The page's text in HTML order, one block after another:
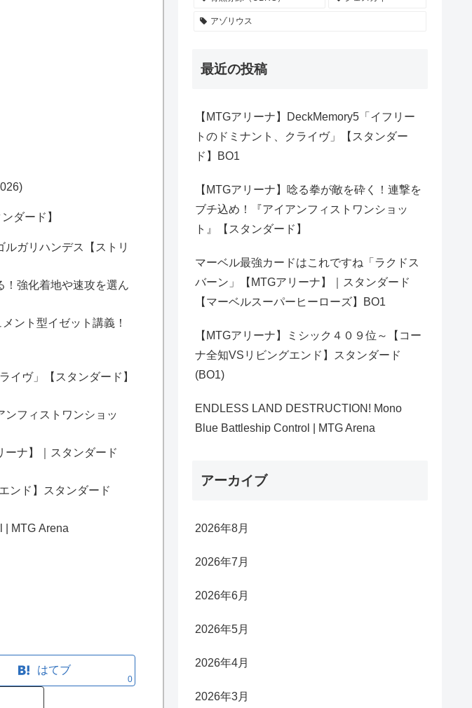
ダード】
ルガリハンデス【ストリ
！強化着地や速攻を選ん
ント型イゼット講義！
イヴ」【スタンダード】
ンフィストワンショッ
ーナ】｜スタンダード
ンド】スタンダード
| MTG Arena
はてブ
0
アゾリウス
最近の投稿
【MTGアリーナ】DeckMemory5「イフリー
トのドミナント、クライヴ」【スタンダー
ド】BO1
【MTGアリーナ】唸る拳が敵を砕く！連撃を
ブチ込め！『アイアンフィストワンショッ
ト』【スタンダード】
マーベル最強カードはこれですね「ラクドス
バーン」【MTGアリーナ】｜スタンダード
【マーベルスーパーヒーローズ】BO1
【MTGアリーナ】ミシック４０９位～【コー
ナ全知VSリビングエンド】スタンダード
(BO1)
ENDLESS LAND DESTRUCTION! Mono
Blue Battleship Control | MTG Arena
アーカイブ
2026年8月
2026年7月
2026年6月
2026年5月
2026年4月
2026年3月